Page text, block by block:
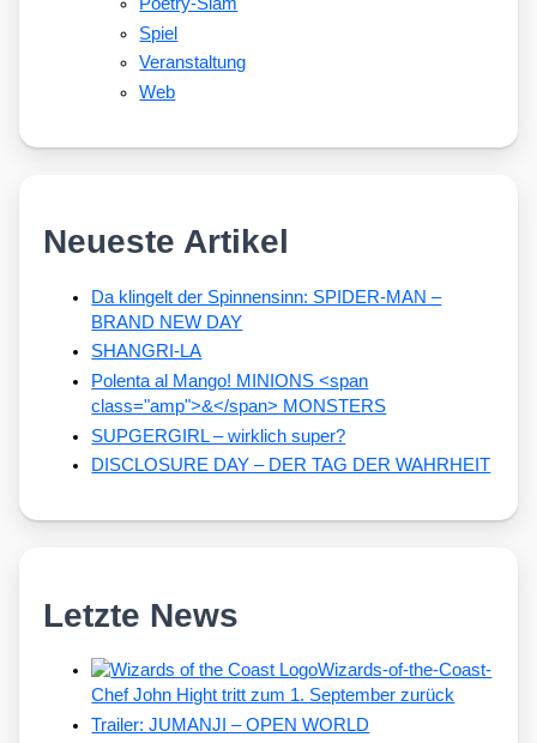
Spiel
Veranstaltung
Web
Neueste Artikel
Da klingelt der Spinnensinn: SPIDER-MAN –
BRAND NEW DAY
SHANGRI-LA
Polenta al Mango! MINIONS <span
class="amp">&</span> MONSTERS
SUPGERGIRL – wirklich super?
DISCLOSURE DAY – DER TAG DER WAHRHEIT
Letzte News
Wizards-of-the-Coast-
Chef John Hight tritt zum 1. September zurück
Trailer: JUMANJI – OPEN WORLD